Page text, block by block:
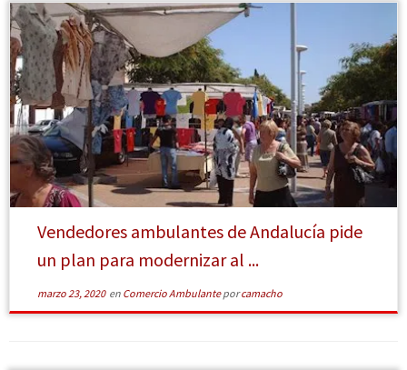
[Leer más]
Vendedores ambulantes de Andalucía pide
un plan para modernizar al ...
marzo 23, 2020en Comercio Ambulanteporcamacho